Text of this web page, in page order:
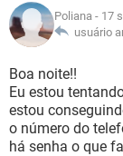
GUIA DE COMPRAS
OUTLOOK
INSTAGRAM
GUIA DE COMPRAS
CELULAR
INSTAGRAM
GUIA DE COMPRAS
GLOSSÁRIO
JOGOS
CELULAR
OUTLOOK
INSTAGRAM
Poliana - 17
usuário
Boa noite!!
Eu estou
estou
o número do
há senha o que